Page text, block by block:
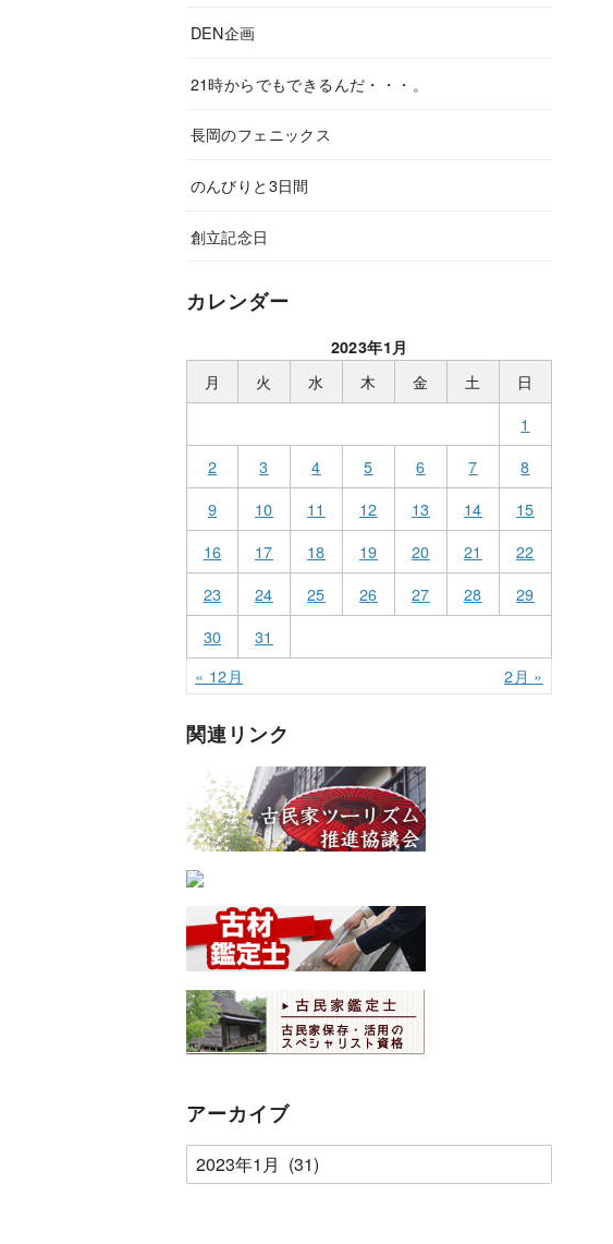
DEN企画
21時からでもできるんだ・・・。
長岡のフェニックス
のんびりと3日間
創立記念日
カレンダー
2023年1月
月 火 水 木 金 土
日
1
2
3 4 5 6 7
8
9
10 11 12 13 14
15
16
17 18 19 20 21
22
23
24 25 26 27 28
29
30
31
« 12月
2月 »
関連リンク
アーカイブ
ア
ー